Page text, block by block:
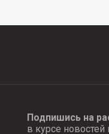
Подпишись на
в курсе